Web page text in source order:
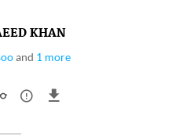
KHAN
and 1 more